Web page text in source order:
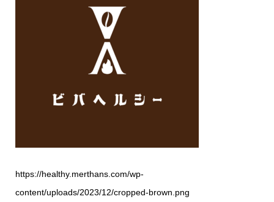
https://healthy.merthans.com/wp-
content/uploads/2023/12/cropped-brown.png